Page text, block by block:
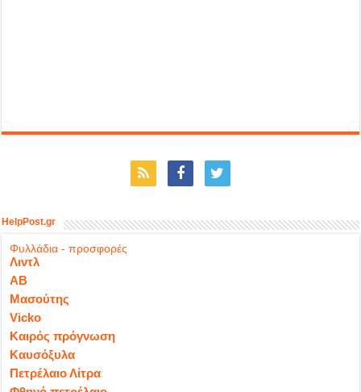
HelpPost.gr
Φυλλάδια - προσφορές
Λιντλ
ΑΒ
Μασούτης
Vicko
Καιρός πρόγνωση
Καυσόξυλα
Πετρέλαιο Λίτρα